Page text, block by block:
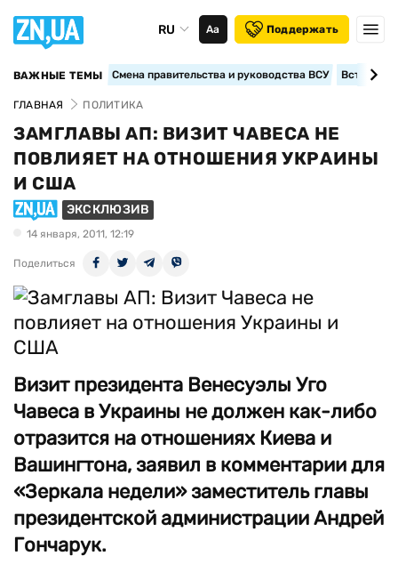
RU Аа Поддержать
ВАЖНЫЕ ТЕМЫ Смена правительства и руководства ВСУ
ГЛАВНАЯ ПОЛИТИКА
ЗАМГЛАВЫ АП: ВИЗИТ ЧАВЕСА НЕ
ПОВЛИЯЕТ НА ОТНОШЕНИЯ УКРАИНЫ
И США
ЭКСКЛЮЗИВ
14 января, 2011, 12:19
Поделиться
Визит президента Венесуэлы Уго
Чавеса в Украины не должен как-либо
отразится на отношениях Киева и
Вашингтона, заявил в комментарии для
«Зеркала недели» заместитель главы
президентской администрации Андрей
Гончарук.